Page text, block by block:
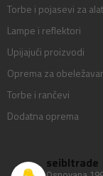
Torbe i pojasevi za alat
Lampe i reflektori
Upijajući proizvodi
Oprema za
Torbe i rančevi
Dodatna oprema
seibltrade